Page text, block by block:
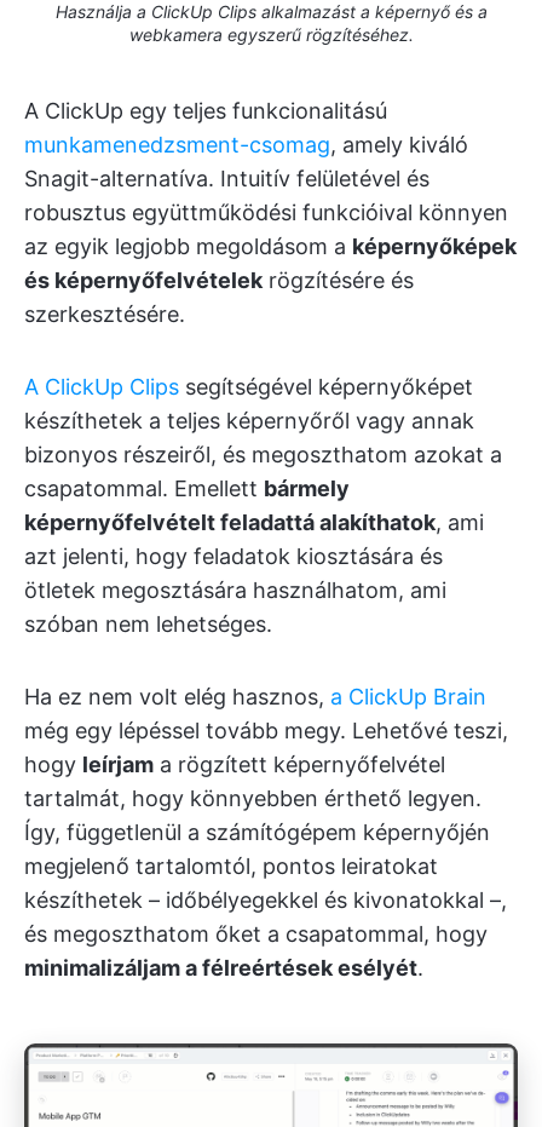
Használja a ClickUp Clips alkalmazást a képernyő és a
webkamera egyszerű rögzítéséhez.
A ClickUp egy teljes funkcionalitású
munkamenedzsment-csomag, amely kiváló
Snagit-alternatíva. Intuitív felületével és
robusztus együttműködési funkcióival könnyen
az egyik legjobb megoldásom a képernyőképek
és képernyőfelvételekrögzítésére és
szerkesztésére.
A ClickUp Clips segítségével képernyőképet
készíthetek a teljes képernyőről vagy annak
bizonyos részeiről, és megoszthatom azokat a
csapatommal. Emellett bármely
képernyőfelvételt feladattá alakíthatok, ami
azt jelenti, hogy feladatok kiosztására és
ötletek megosztására használhatom, ami
szóban nem lehetséges.
Ha ez nem volt elég hasznos, a ClickUp Brain
még egy lépéssel tovább megy. Lehetővé teszi,
hogy leírjam a rögzített képernyőfelvétel
tartalmát, hogy könnyebben érthető legyen.
Így, függetlenül a számítógépem képernyőjén
megjelenő tartalomtól, pontos leiratokat
készíthetek – időbélyegekkel és kivonatokkal –,
és megoszthatom őket a csapatommal, hogy
minimalizáljam a félreértések esélyét.